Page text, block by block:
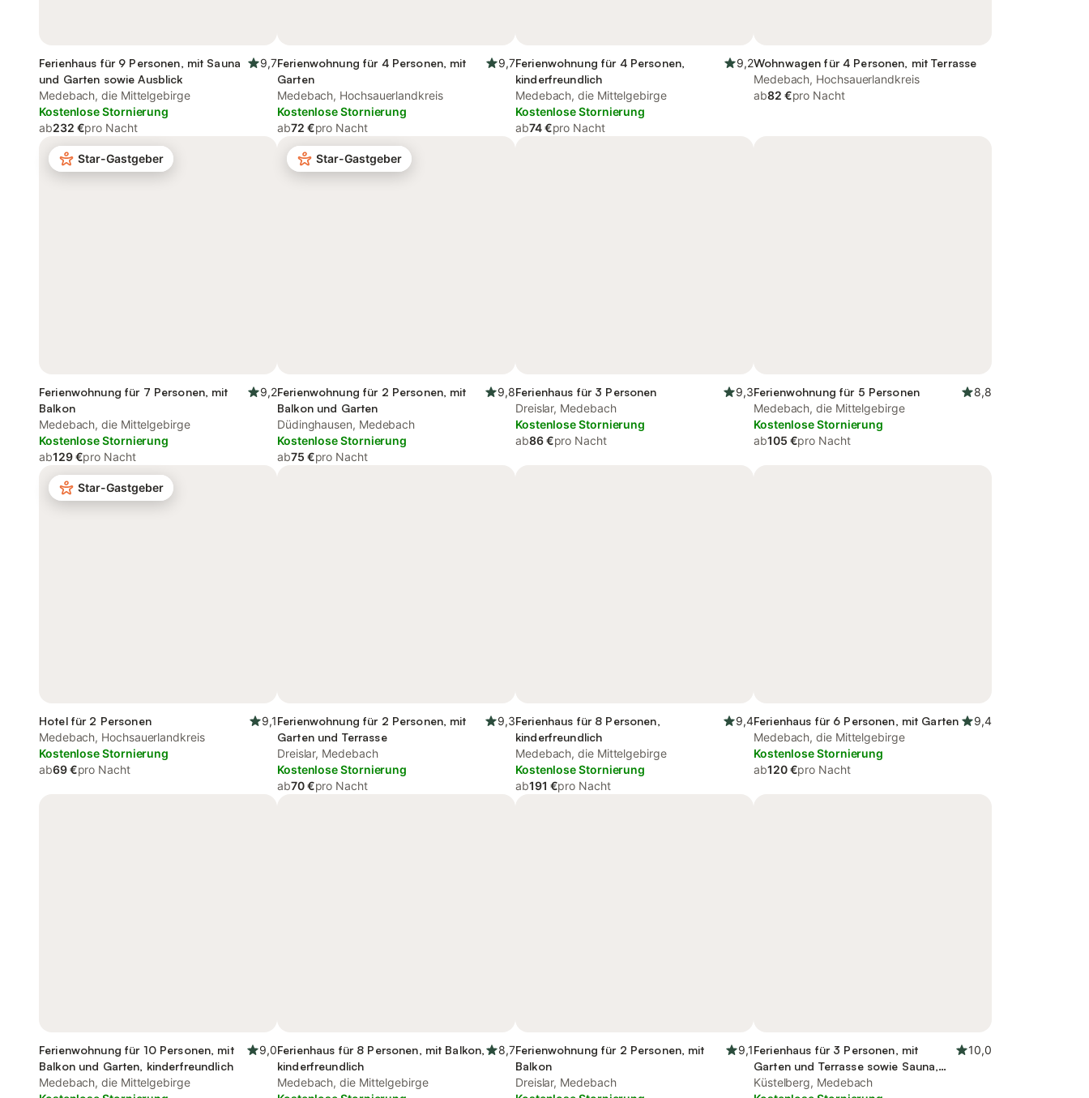
Ferienhaus für 9 Personen, mit Sauna
und Garten sowie Ausblick
9,7
Medebach, die Mittelgebirge
Kostenlose Stornierung
ab232 €pro Nacht
Ferienwohnung für 4 Personen, mit
Garten
9,7
Medebach, Hochsauerlandkreis
Kostenlose Stornierung
ab72 €pro Nacht
Ferienwohnung für 4 Personen,
kinderfreundlich
9,2
Medebach, die Mittelgebirge
Kostenlose Stornierung
ab74 €pro Nacht
Wohnwagen für 4 Personen, mit Terrasse
Medebach, Hochsauerlandkreis
ab82 €pro Nacht
Star-Gastgeber
Ferienwohnung für 7 Personen, mit
Balkon
9,2
Medebach, die Mittelgebirge
Kostenlose Stornierung
ab129 €pro Nacht
Star-Gastgeber
Ferienwohnung für 2 Personen, mit
Balkon und Garten
9,8
Düdinghausen, Medebach
Kostenlose Stornierung
ab75 €pro Nacht
Ferienhaus für 3 Personen
9,3
Dreislar, Medebach
Kostenlose Stornierung
ab86 €pro Nacht
Ferienwohnung für 5 Personen
8,8
Medebach, die Mittelgebirge
Kostenlose Stornierung
ab105 €pro Nacht
Star-Gastgeber
Hotel für 2 Personen
9,1
Medebach, Hochsauerlandkreis
Kostenlose Stornierung
ab69 €pro Nacht
Ferienwohnung für 2 Personen, mit
Garten und Terrasse
9,3
Dreislar, Medebach
Kostenlose Stornierung
ab70 €pro Nacht
Ferienhaus für 8 Personen,
kinderfreundlich
9,4
Medebach, die Mittelgebirge
Kostenlose Stornierung
ab191 €pro Nacht
Ferienhaus für 6 Personen, mit Garten
9,4
Medebach, die Mittelgebirge
Kostenlose Stornierung
ab120 €pro Nacht
Ferienwohnung für 10 Personen, mit
Balkon und Garten, kinderfreundlich
9,0
Medebach, die Mittelgebirge
Ferienhaus für 8 Personen, mit Balkon,
kinderfreundlich
8,7
Medebach, die Mittelgebirge
Ferienwohnung für 2 Personen, mit
Balkon
9,1
Dreislar, Medebach
Ferienhaus für 3 Personen, mit
Garten und Terrasse sowie Sauna,
mit Haustier
10,0
Küstelberg, Medebach